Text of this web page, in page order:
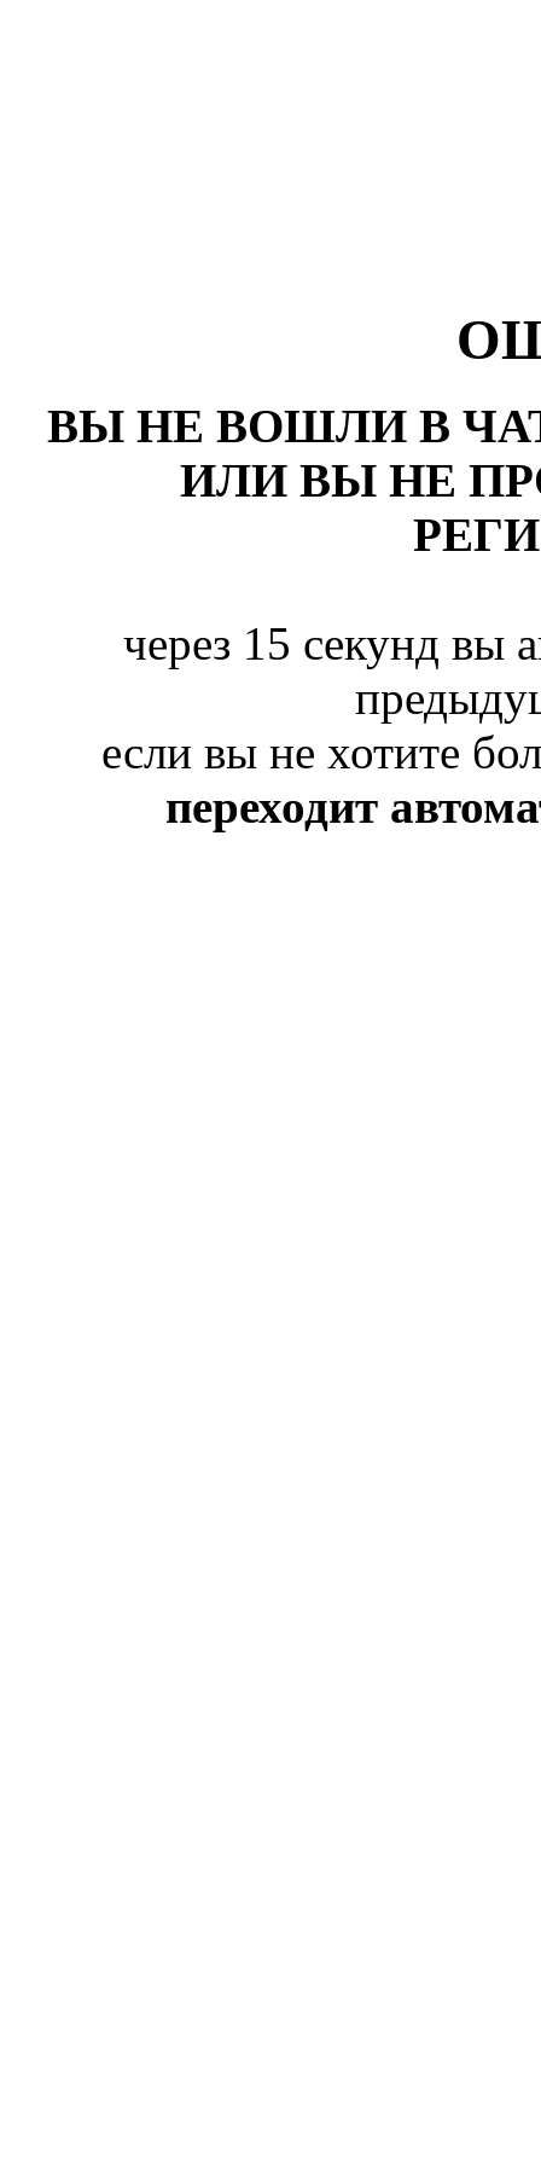
ВЫ НЕ ВОШЛИ В
ИЛИ ВЫ НЕ
через 15 секунд вы
если вы не хотите
переходит